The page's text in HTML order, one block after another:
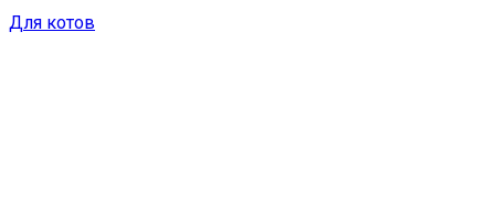
Для котов